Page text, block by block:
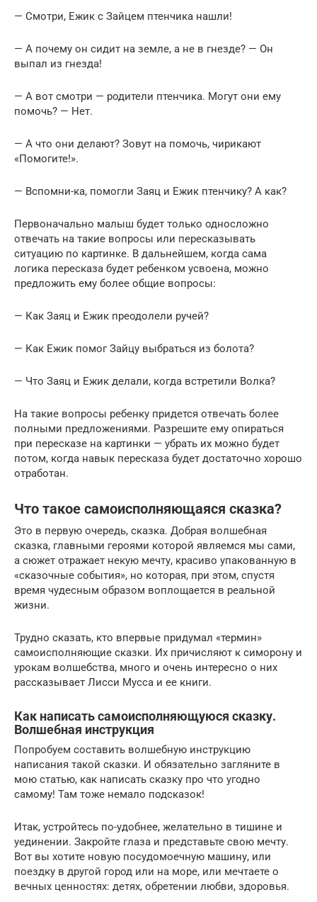
— Смотри, Ежик с Зайцем птенчика нашли!
— А почему он сидит на земле, а не в гнезде? — Он
выпал из гнезда!
— А вот смотри — родители птенчика. Могут они ему
помочь? — Нет.
— А что они делают? Зовут на помочь, чирикают
«Помогите!».
— Вспомни-ка, помогли Заяц и Ежик птенчику? А как?
Первоначально малыш будет только односложно
отвечать на такие вопросы или пересказывать
ситуацию по картинке. В дальнейшем, когда сама
логика пересказа будет ребенком усвоена, можно
предложить ему более общие вопросы:
— Как Заяц и Ежик преодолели ручей?
— Как Ежик помог Зайцу выбраться из болота?
— Что Заяц и Ежик делали, когда встретили Волка?
На такие вопросы ребенку придется отвечать более
полными предложениями. Разрешите ему опираться
при пересказе на картинки — убрать их можно будет
потом, когда навык пересказа будет достаточно хорошо
отработан.
Что такое самоисполняющаяся сказка?
Это в первую очередь, сказка. Добрая волшебная
сказка, главными героями которой являемся мы сами,
а сюжет отражает некую мечту, красиво упакованную в
«сказочные события», но которая, при этом, спустя
время чудесным образом воплощается в реальной
жизни.
Трудно сказать, кто впервые придумал «термин»
самоисполняющие сказки. Их причисляют к симорону и
урокам волшебства, много и очень интересно о них
рассказывает Лисси Мусса и ее книги.
Как написать самоисполняющуюся сказку.
Волшебная инструкция
Попробуем составить волшебную инструкцию
написания такой сказки. И обязательно загляните в
мою статью, как написать сказку про что угодно
самому! Там тоже немало подсказок!
Итак, устройтесь по-удобнее, желательно в тишине и
уединении. Закройте глаза и представьте свою мечту.
Вот вы хотите новую посудомоечную машину, или
поездку в другой город или на море, или мечтаете о
вечных ценностях: детях, обретении любви, здоровья.